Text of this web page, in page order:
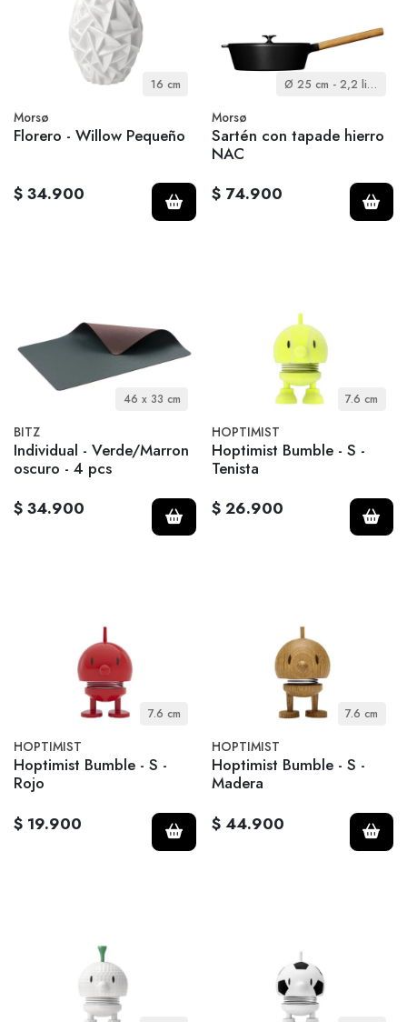
16 cm
Morsø
Florero - Willow Pequeño
$ 34.900
Ø 25 cm - 2,2 litros
Morsø
Sartén con tapade hierro
NAC
$ 74.900
46 x 33 cm
BITZ
Individual - Verde/Marron
oscuro - 4 pcs
$ 34.900
7.6 cm
HOPTIMIST
Hoptimist Bumble - S -
Tenista
$ 26.900
7.6 cm
HOPTIMIST
Hoptimist Bumble - S -
Rojo
$ 19.900
7.6 cm
HOPTIMIST
Hoptimist Bumble - S -
Madera
$ 44.900